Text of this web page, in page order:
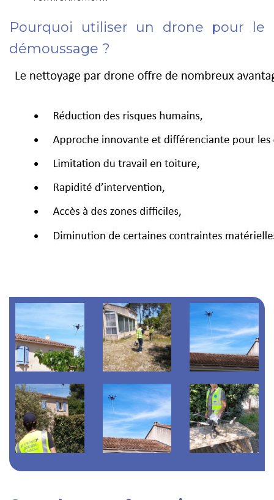
Pourquoi utiliser un drone pour le
démoussage ?